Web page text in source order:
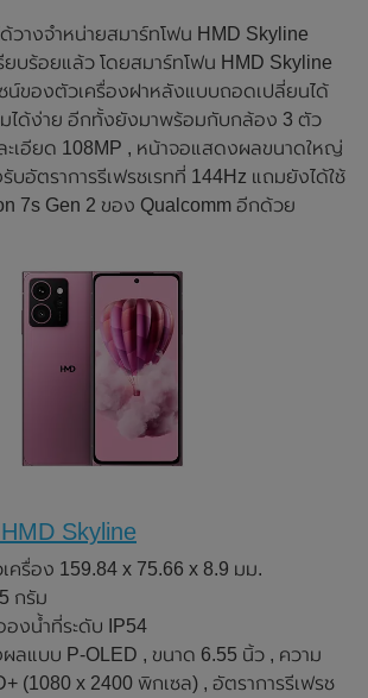
ด้วางจำหน่ายสมาร์ทโฟน HMD Skyline
ยบร้อยแล้ว โดยสมาร์ทโฟน HMD Skyline
น์ของตัวเครื่องฝาหลังแบบถอดเปลี่ยนได้
มได้ง่าย อีกทั้งยังมาพร้อมกับกล้อง 3 ตัว
เอียด 108MP , หน้าจอแสดงผลขนาดใหญ่
บอัตราการรีเฟรชเรทที่ 144Hz แถมยังได้ใช้
7s Gen 2 ของ Qualcomm อีกด้วย
Skyline
ครื่อง 159.84 x 75.66 x 8.9 มม.
กรัม
องน้ำที่ระดับ IP54
ลแบบ P-OLED , ขนาด 6.55 นิ้ว , ความ
(1080 x 2400 พิกเซล) , อัตราการรีเฟรช